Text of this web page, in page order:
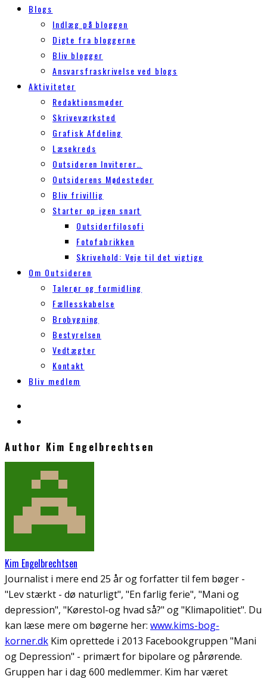
Blogs
Indlæg på bloggen
Digte fra bloggerne
Bliv blogger
Ansvarsfraskrivelse ved blogs
Aktiviteter
Redaktionsmøder
Skriveværksted
Grafisk Afdeling
Læsekreds
Outsideren Inviterer…
Outsiderens Mødesteder
Bliv frivillig
Starter op igen snart
Outsiderfilosofi
Fotofabrikken
Skrivehold: Veje til det vigtige
Om Outsideren
Talerør og formidling
Fællesskabelse
Brobygning
Bestyrelsen
Vedtægter
Kontakt
Bliv medlem
Author Kim Engelbrechtsen
Kim Engelbrechtsen
Journalist i mere end 25 år og forfatter til fem bøger -
"Lev stærkt - dø naturligt", "En farlig ferie", "Mani og
depression", "Kørestol-og hvad så?" og "Klimapolitiet". Du
kan læse mere om bøgerne her: www.kims-bog-
korner.dk Kim oprettede i 2013 Facebookgruppen "Mani
og Depression" - primært for bipolare og pårørende.
Gruppen har i dag 600 medlemmer. Kim har været